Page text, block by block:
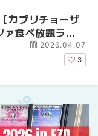
カプリチョーザ
食べ放題ラン
！【キッズビュ
HOKKAIDO
2026.04.07
3
の麻辣湯（マーラ
門店9選！本場の
店まで徹底比較 |
年夏 恵庭市・千
ントまとめ |